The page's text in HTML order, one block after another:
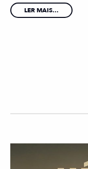
LER MAIS...